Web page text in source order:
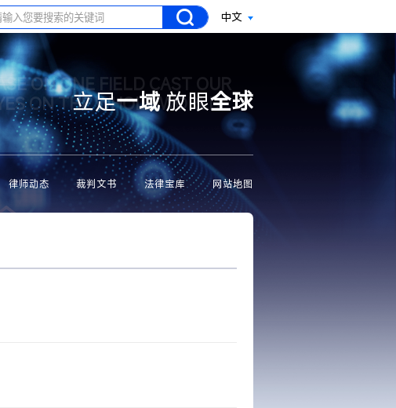
中文
ON ONE FIELD CAST OUR
ON THE WHOLE WORLD
立足一域放眼全球
律师动态 裁判文书 法律宝库 网站地图